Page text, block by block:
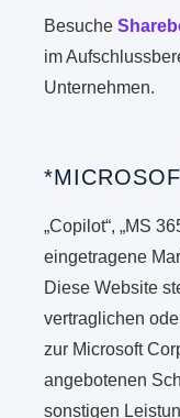
Besuche
im
Unternehmen.
„Copilot“, „MS
eingetragene
Diese Website
vertraglichen
zur Microsoft
angebotenen
sonstigen